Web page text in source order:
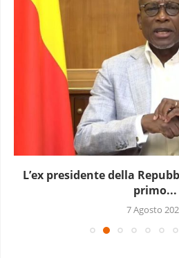
L’ex presidente della
primo...
7 Agosto